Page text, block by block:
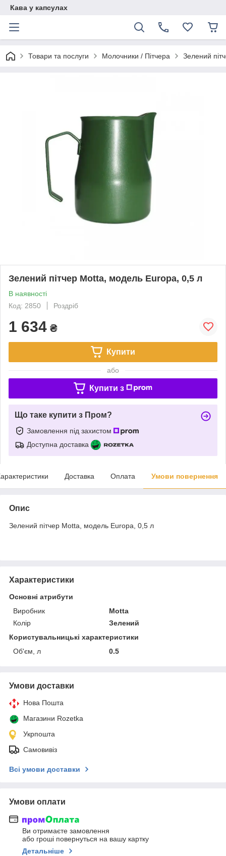
Кава у капсулах
Товари та послуги Молочники / Пітчера Зелений
Зелений пітчер Motta, модель Europa, 0,5 л
В наявності
Код: 2850
Роздріб
1 634 ₴
Купити
або
Купити з
Що таке купити з Пром?
Замовлення під захистом
Доступна доставка
Доставка Оплата Умови повернення
Опис
Зелений пітчер Motta, модель Europa, 0,5 л
Характеристики
Основні атрибути
Виробник
Motta
Колір
Зелений
Користувальницькі характеристики
Об'єм, л
0.5
Умови доставки
Нова Пошта
Магазини Rozetka
Укрпошта
Самовивіз
Всі умови доставки
Умови оплати
Ви отримаєте замовлення
або гроші повернуться на вашу картку
Детальніше